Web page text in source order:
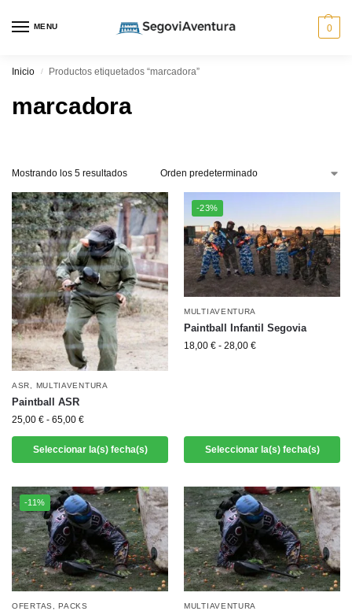
MENU 0
Inicio / Productos etiquetados “marcadora”
marcadora
Mostrando los 5 resultados
ASR MULTIAVENTURA
Paintball ASR
25,00 € - 65,00 €
Seleccionar la(s) fecha(s)
-23%
MULTIAVENTURA
Paintball Infantil Segovia
18,00 € - 28,00 €
Seleccionar la(s) fecha(s)
-11%
OFERTAS ,PACKS MULTIAVENTURA